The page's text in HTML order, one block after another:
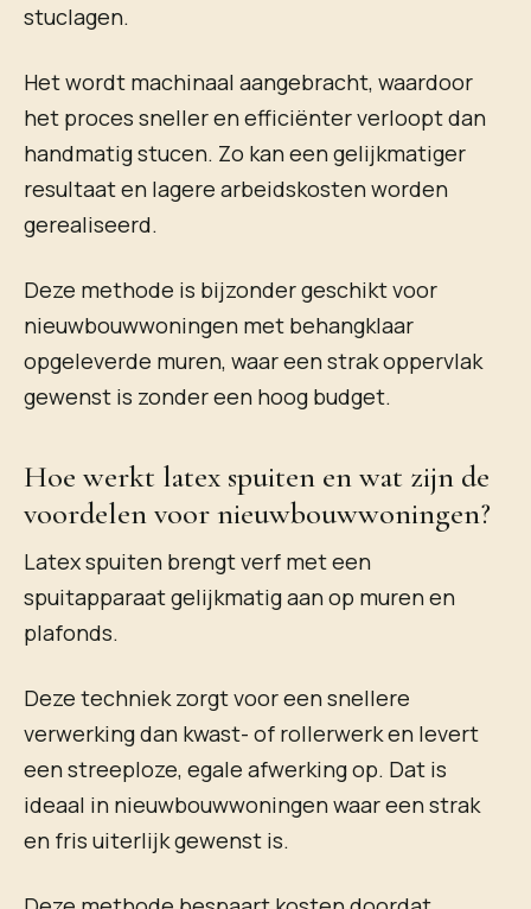
stuclagen.
Het wordt machinaal aangebracht, waardoor
het proces sneller en efficiënter verloopt dan
handmatig stucen. Zo kan een gelijkmatiger
resultaat en lagere arbeidskosten worden
gerealiseerd.
Deze methode is bijzonder geschikt voor
nieuwbouwwoningen met behangklaar
opgeleverde muren, waar een strak oppervlak
gewenst is zonder een hoog budget.
Hoe werkt latex spuiten en wat zijn de
voordelen voor nieuwbouwwoningen?
Latex spuiten brengt verf met een
spuitapparaat gelijkmatig aan op muren en
plafonds.
Deze techniek zorgt voor een snellere
verwerking dan kwast- of rollerwerk en levert
een streeploze, egale afwerking op. Dat is
ideaal in nieuwbouwwoningen waar een strak
en fris uiterlijk gewenst is.